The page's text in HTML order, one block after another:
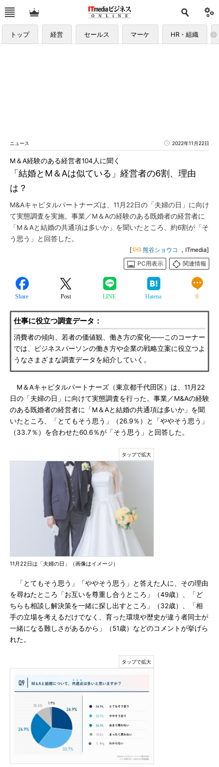
トップ 経営 セールス マーケ HR・組織
ニュース 2022年11月22日
「結婚とM＆Aは似ている」経営者の6割、理由
は？
M＆A経験のある経営者104人に聞く
M&Aキャピタルパートナーズは、11月22日の「夫婦の日」に向け
て実態調査を実施。事業／M＆Aの経験のある既婚者の経営者に
「M＆Aと結婚の共通項は多いか」を聞いたところ、約6割が「そ
う思う」と回答した。
[ 熊谷ショウコ
，ITmedia]
PC用表示
関連情報
Share Post LINE Hatena 0
仕事に役立つ調査データ：
消費者の傾向、若者の価値観、働き方の変化――このコーナー
では、ビジネスパーソンの働き方や企業の戦略立案に役立つよ
うなさまざまな調査データを紹介していく。
M＆Aキャピタルパートナーズ（東京都千代田区）は、11月22
日の「夫婦の日」に向けて実態調査を行った。事業／M&Aの経験
のある既婚者の経営者に「M＆Aと結婚の共通項は多いか」を聞
いたところ、「とてもそう思う」（26.9％）と「ややそう思う」
（33.7％）を合わせた60.6％が「そう思う」と回答した。
11月22日は「夫婦の日」（画像はイメージ）
「とてもそう思う」「ややそう思う」と答えた人に、その理由
を尋ねたところ「お互いを尊重し合うところ」（49歳）、「ど
ちらも相談し解決策を一緒に探し出すところ」（32歳）、「相
手の立場を考えるだけでなく、育った環境や歴史が違う者同士が
一緒になる難しさがあるから」（51歳）などのコメントが挙げら
れた。